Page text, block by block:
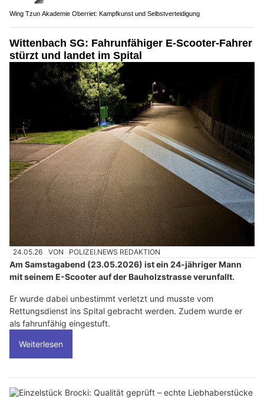
Wing Tzun Akademie Oberriet: Kampfkunst und Selbstverteidigung
Wittenbach SG: Fahrunfähiger E-Scooter-Fahrer
stürzt und landet im Spital
24.05.26 VON POLIZEI.NEWS REDAKTION
Am Samstagabend (23.05.2026) ist ein 24-jähriger Mann
mit seinem E-Scooter auf der Bauholzstrasse verunfallt.
Er wurde dabei unbestimmt verletzt und musste vom
Rettungsdienst ins Spital gebracht werden. Zudem wurde er
als fahrunfähig eingestuft.
Weiterlesen